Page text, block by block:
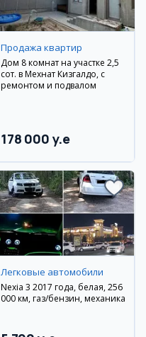
Продажа квартир
Дом 8 комнат на участке 2,5
сот. в Мехнат Кизгалдоқ, с
ремонтом и подвалом
178 000 y.e
Легковые автомобили
Nexia 3 2017 года, белая, 256
000 км, газ/бензин, механика